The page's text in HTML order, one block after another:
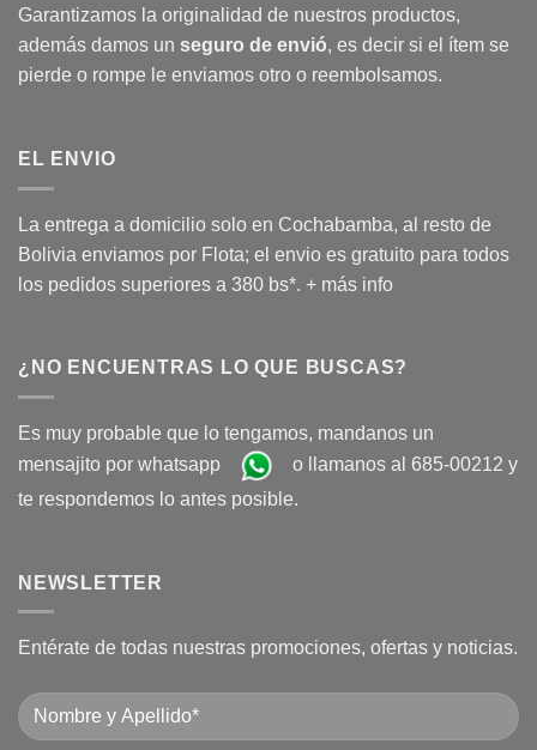
Garantizamos la originalidad de nuestros productos,
además damos un seguro de envió, es decir si el ítem se
pierde o rompe le enviamos otro o reembolsamos.
EL ENVIO
La entrega a domicilio solo en Cochabamba, al resto de
Bolivia enviamos por Flota; el envio es gratuito para todos
los pedidos superiores a 380 bs*. + más info
¿NO ENCUENTRAS LO QUE BUSCAS?
Es muy probable que lo tengamos, mandanos un
mensajito por whatsapp
o llamanos al 685-00212 y
te respondemos lo antes posible.
NEWSLETTER
Entérate de todas nuestras promociones, ofertas y noticias.